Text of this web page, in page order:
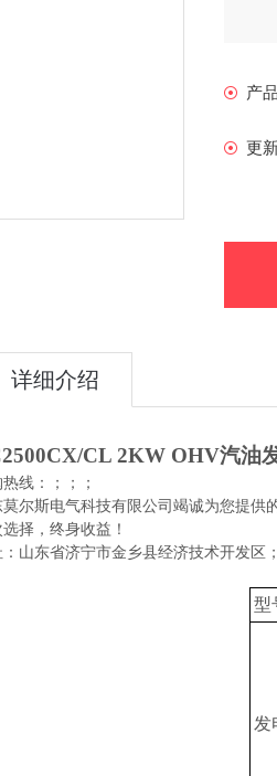
产
更
详细介绍
CL 2KW OHV汽油
线： ； ；
；
莫尔斯电气科技有限公司 竭诚为您提供
择，终身收益！
山东省济宁市金乡县经济技术开发区
型
发